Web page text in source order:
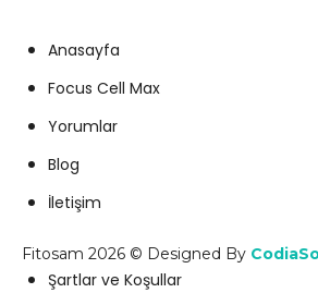
Anasayfa
Focus Cell Max
Yorumlar
Blog
İletişim
Fitosam 2026 © Designed By
Şartlar ve Koşullar